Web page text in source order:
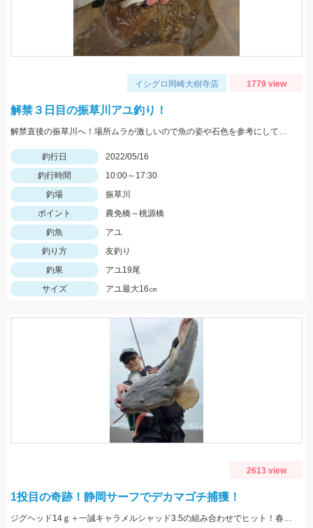
イシグロ岡崎大樹寺店 1779 view
解禁３日目の振草川アユ釣り！
解禁直後の振草川へ！場所ムラが激しいので魚の姿や石色を参考にして入川しましょう。大樹寺店スタッフ岩崎釣行
釣行日
2022/05/16
釣行時間
10:00～17:30
釣場
振草川
ポイント
農免橋～桃源橋
釣魚
アユ
釣り方
友釣り
釣果
アユ19尾
サイズ
アユ最大16㎝
2613 view
1投目の奇跡！静岡サーフでデカマゴチ捕獲！
ジグヘッド14ｇ＋一誠キャラメルシャッド3.5の組み合わせでヒット！春の駿河湾サーフはマゴチ、ヒラメ、マダイ、青物など魚種が超豊富！